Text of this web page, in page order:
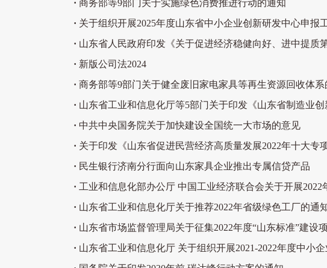
· 商务部等9部门关于实施绿色消费推进行动的通知
· 关于组织开展2025年度山东省中小企业创新研发中心申报
· 山东省人民政府印发《关于促进经济稳健向好、进中提质
· 新版公司法2024
· 商务部等9部门关于健全废旧家电家具等再生资源回收体系
· 山东省工业和信息化厅等5部门关于印发《山东省制造业
的通知
· 中共中央国务院关于加快建设全国统一大市场的意见
· 关于印发《山东省促进民营经济高质量发展2022年十大专
· 民生银行济南分行面向山东家具企业推出专属信贷产品
· 工业和信息化部办公厅 中国工业经济联合会关于开展
核评价工
· 山东省工业和信息化厅关于推荐2022年省级绿色工厂的通
· 山东省市场监督管理局关于征集2022年度“山东标准”建设
· 山东省工业和信息化厅 关于组织开展2021-2022年度中小